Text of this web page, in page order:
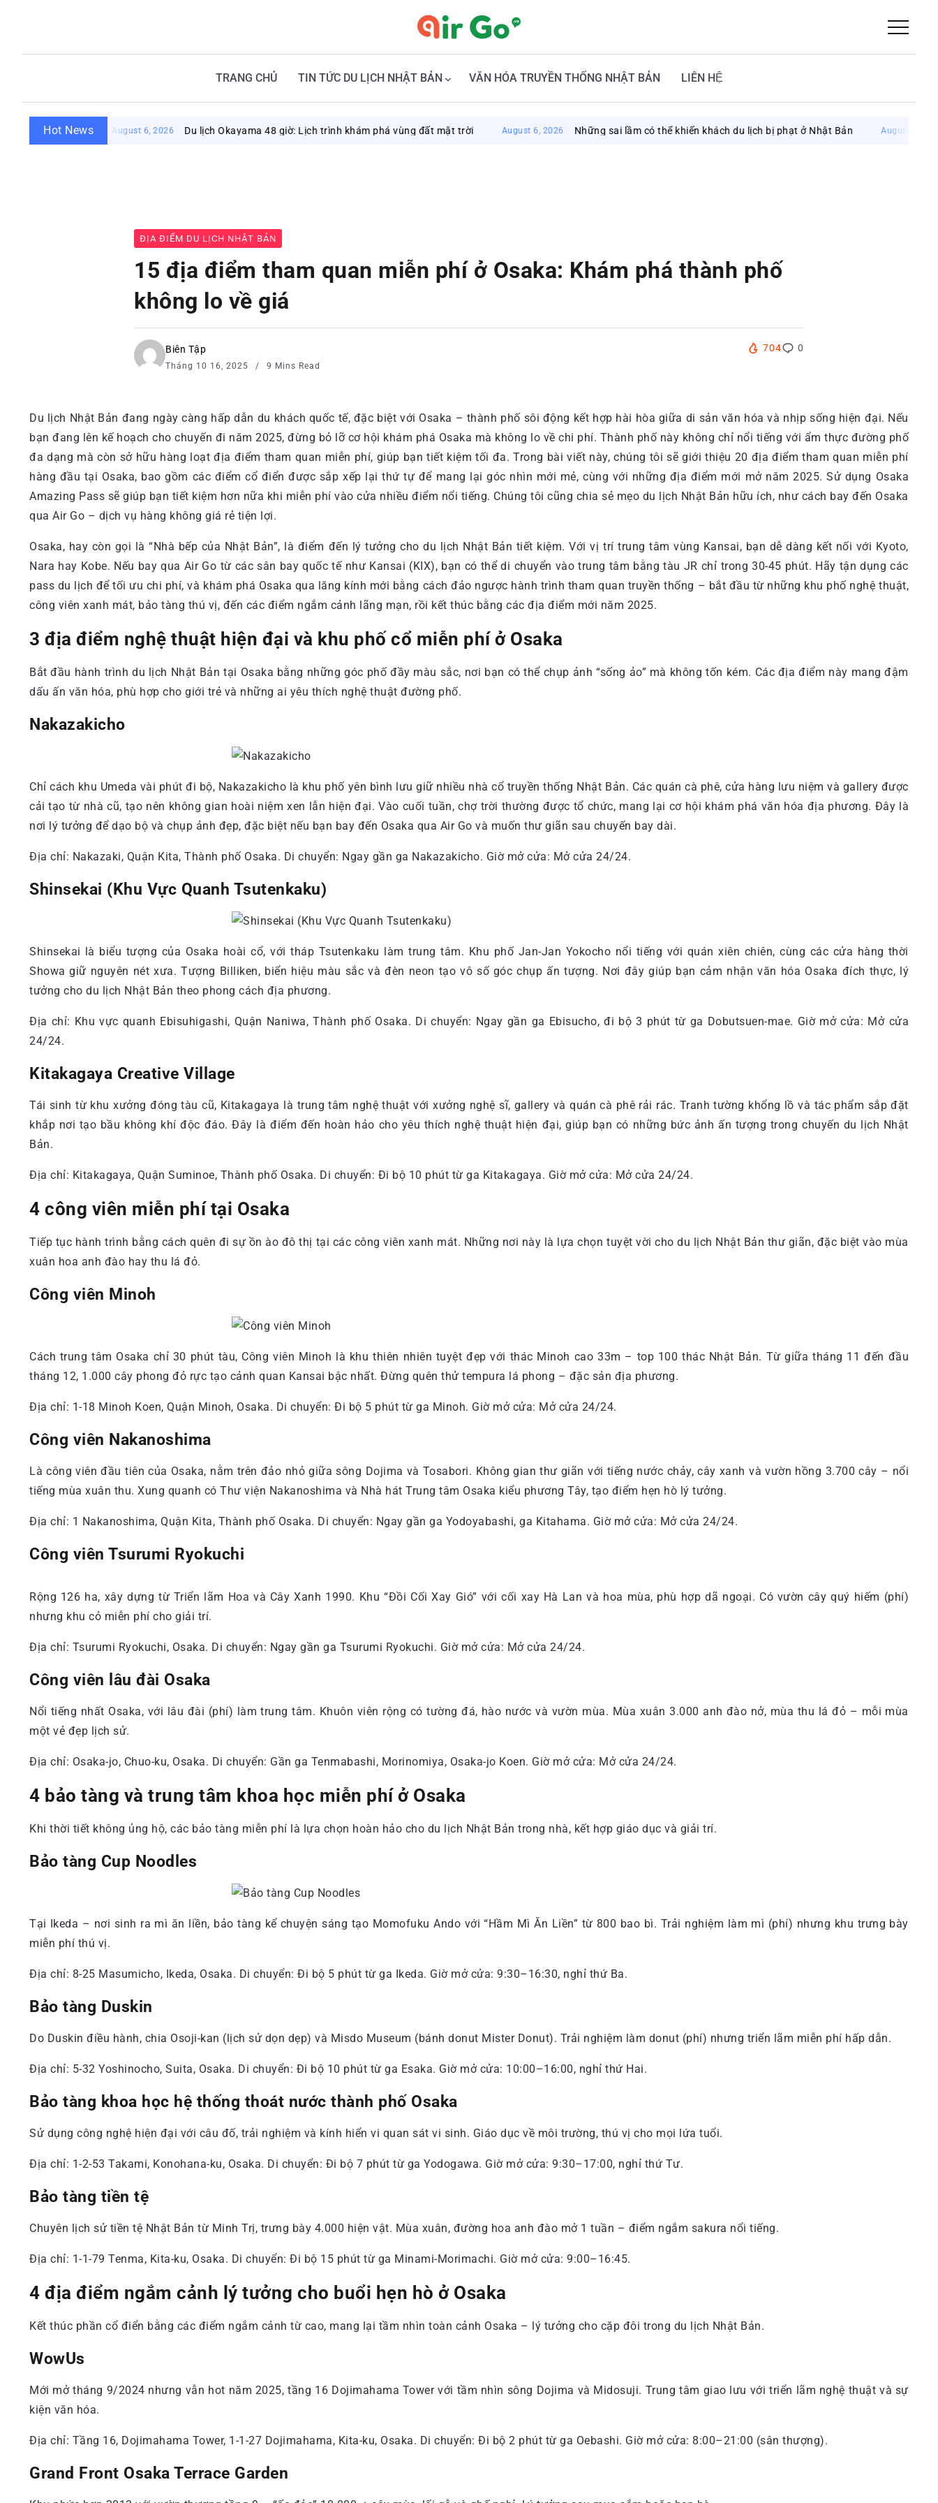
TRANG CHỦ TIN TỨC DU LỊCH NHẬT BẢN VĂN HÓA TRUYỀN THỐNG NHẬT BẢN LIÊN HỆ
Hot News
August 6, 2026 Du lịch Okayama 48 giờ: Lịch trình khám phá vùng đất mặt trời August 6, 2026 Những sai lầm có thể khiến khách du lịch bị phạt ở Nhật Bản August 6, 2026 Kyoto
ĐỊA ĐIỂM DU LỊCH NHẬT BẢN
15 địa điểm tham quan miễn phí ở Osaka: Khám phá thành phố
không lo về giá
Biên Tập
Tháng 10 16, 2025 9 Mins Read
704 0
Du lịch Nhật Bản đang ngày càng hấp dẫn du khách quốc tế, đặc biệt với Osaka – thành phố sôi động kết hợp hài hòa giữa di sản văn hóa và nhịp sống hiện đại. Nếu
bạn đang lên kế hoạch cho chuyến đi năm 2025, đừng bỏ lỡ cơ hội khám phá Osaka mà không lo về chi phí. Thành phố này không chỉ nổi tiếng với ẩm thực đường phố
đa dạng mà còn sở hữu hàng loạt địa điểm tham quan miễn phí, giúp bạn tiết kiệm tối đa. Trong bài viết này, chúng tôi sẽ giới thiệu 20 địa điểm tham quan miễn phí
hàng đầu tại Osaka, bao gồm các điểm cổ điển được sắp xếp lại thứ tự để mang lại góc nhìn mới mẻ, cùng với những địa điểm mới mở năm 2025. Sử dụng Osaka
Amazing Pass sẽ giúp bạn tiết kiệm hơn nữa khi miễn phí vào cửa nhiều điểm nổi tiếng. Chúng tôi cũng chia sẻ mẹo du lịch Nhật Bản hữu ích, như cách bay đến Osaka
qua Air Go – dịch vụ hàng không giá rẻ tiện lợi.
Osaka, hay còn gọi là “Nhà bếp của Nhật Bản”, là điểm đến lý tưởng cho du lịch Nhật Bản tiết kiệm. Với vị trí trung tâm vùng Kansai, bạn dễ dàng kết nối với Kyoto,
Nara hay Kobe. Nếu bay qua Air Go từ các sân bay quốc tế như Kansai (KIX), bạn có thể di chuyển vào trung tâm bằng tàu JR chỉ trong 30-45 phút. Hãy tận dụng các
pass du lịch để tối ưu chi phí, và khám phá Osaka qua lăng kính mới bằng cách đảo ngược hành trình tham quan truyền thống – bắt đầu từ những khu phố nghệ thuật,
công viên xanh mát, bảo tàng thú vị, đến các điểm ngắm cảnh lãng mạn, rồi kết thúc bằng các địa điểm mới năm 2025.
3 địa điểm nghệ thuật hiện đại và khu phố cổ miễn phí ở Osaka
Bắt đầu hành trình du lịch Nhật Bản tại Osaka bằng những góc phố đầy màu sắc, nơi bạn có thể chụp ảnh “sống ảo” mà không tốn kém. Các địa điểm này mang đậm
dấu ấn văn hóa, phù hợp cho giới trẻ và những ai yêu thích nghệ thuật đường phố.
Nakazakicho
Chỉ cách khu Umeda vài phút đi bộ, Nakazakicho là khu phố yên bình lưu giữ nhiều nhà cổ truyền thống Nhật Bản. Các quán cà phê, cửa hàng lưu niệm và gallery được
cải tạo từ nhà cũ, tạo nên không gian hoài niệm xen lẫn hiện đại. Vào cuối tuần, chợ trời thường được tổ chức, mang lại cơ hội khám phá văn hóa địa phương. Đây là
nơi lý tưởng để dạo bộ và chụp ảnh đẹp, đặc biệt nếu bạn bay đến Osaka qua Air Go và muốn thư giãn sau chuyến bay dài.
Địa chỉ: Nakazaki, Quận Kita, Thành phố Osaka. Di chuyển: Ngay gần ga Nakazakicho. Giờ mở cửa: Mở cửa 24/24.
Shinsekai (Khu Vực Quanh Tsutenkaku)
Shinsekai là biểu tượng của Osaka hoài cổ, với tháp Tsutenkaku làm trung tâm. Khu phố Jan-Jan Yokocho nổi tiếng với quán xiên chiên, cùng các cửa hàng thời
Showa giữ nguyên nét xưa. Tượng Billiken, biển hiệu màu sắc và đèn neon tạo vô số góc chụp ấn tượng. Nơi đây giúp bạn cảm nhận văn hóa Osaka đích thực, lý
tưởng cho du lịch Nhật Bản theo phong cách địa phương.
Địa chỉ: Khu vực quanh Ebisuhigashi, Quận Naniwa, Thành phố Osaka. Di chuyển: Ngay gần ga Ebisucho, đi bộ 3 phút từ ga Dobutsuen-mae. Giờ mở cửa: Mở cửa
24/24.
Kitakagaya Creative Village
Tái sinh từ khu xưởng đóng tàu cũ, Kitakagaya là trung tâm nghệ thuật với xưởng nghệ sĩ, gallery và quán cà phê rải rác. Tranh tường khổng lồ và tác phẩm sắp đặt
khắp nơi tạo bầu không khí độc đáo. Đây là điểm đến hoàn hảo cho yêu thích nghệ thuật hiện đại, giúp bạn có những bức ảnh ấn tượng trong chuyến du lịch Nhật
Bản.
Địa chỉ: Kitakagaya, Quận Suminoe, Thành phố Osaka. Di chuyển: Đi bộ 10 phút từ ga Kitakagaya. Giờ mở cửa: Mở cửa 24/24.
4 công viên miễn phí tại Osaka
Tiếp tục hành trình bằng cách quên đi sự ồn ào đô thị tại các công viên xanh mát. Những nơi này là lựa chọn tuyệt vời cho du lịch Nhật Bản thư giãn, đặc biệt vào mùa
xuân hoa anh đào hay thu lá đỏ.
Công viên Minoh
Cách trung tâm Osaka chỉ 30 phút tàu, Công viên Minoh là khu thiên nhiên tuyệt đẹp với thác Minoh cao 33m – top 100 thác Nhật Bản. Từ giữa tháng 11 đến đầu
tháng 12, 1.000 cây phong đỏ rực tạo cảnh quan Kansai bậc nhất. Đừng quên thử tempura lá phong – đặc sản địa phương.
Địa chỉ: 1-18 Minoh Koen, Quận Minoh, Osaka. Di chuyển: Đi bộ 5 phút từ ga Minoh. Giờ mở cửa: Mở cửa 24/24.
Công viên Nakanoshima
Là công viên đầu tiên của Osaka, nằm trên đảo nhỏ giữa sông Dojima và Tosabori. Không gian thư giãn với tiếng nước chảy, cây xanh và vườn hồng 3.700 cây – nổi
tiếng mùa xuân thu. Xung quanh có Thư viện Nakanoshima và Nhà hát Trung tâm Osaka kiểu phương Tây, tạo điểm hẹn hò lý tưởng.
Địa chỉ: 1 Nakanoshima, Quận Kita, Thành phố Osaka. Di chuyển: Ngay gần ga Yodoyabashi, ga Kitahama. Giờ mở cửa: Mở cửa 24/24.
Công viên Tsurumi Ryokuchi
Rộng 126 ha, xây dựng từ Triển lãm Hoa và Cây Xanh 1990. Khu “Đồi Cối Xay Gió” với cối xay Hà Lan và hoa mùa, phù hợp dã ngoại. Có vườn cây quý hiếm (phí)
nhưng khu cỏ miễn phí cho giải trí.
Địa chỉ: Tsurumi Ryokuchi, Osaka. Di chuyển: Ngay gần ga Tsurumi Ryokuchi. Giờ mở cửa: Mở cửa 24/24.
Công viên lâu đài Osaka
Nổi tiếng nhất Osaka, với lâu đài (phí) làm trung tâm. Khuôn viên rộng có tường đá, hào nước và vườn mùa. Mùa xuân 3.000 anh đào nở, mùa thu lá đỏ – mỗi mùa
một vẻ đẹp lịch sử.
Địa chỉ: Osaka-jo, Chuo-ku, Osaka. Di chuyển: Gần ga Tenmabashi, Morinomiya, Osaka-jo Koen. Giờ mở cửa: Mở cửa 24/24.
4 bảo tàng và trung tâm khoa học miễn phí ở Osaka
Khi thời tiết không ủng hộ, các bảo tàng miễn phí là lựa chọn hoàn hảo cho du lịch Nhật Bản trong nhà, kết hợp giáo dục và giải trí.
Bảo tàng Cup Noodles
Tại Ikeda – nơi sinh ra mì ăn liền, bảo tàng kể chuyện sáng tạo Momofuku Ando với “Hầm Mì Ăn Liền” từ 800 bao bì. Trải nghiệm làm mì (phí) nhưng khu trưng bày
miễn phí thú vị.
Địa chỉ: 8-25 Masumicho, Ikeda, Osaka. Di chuyển: Đi bộ 5 phút từ ga Ikeda. Giờ mở cửa: 9:30–16:30, nghỉ thứ Ba.
Bảo tàng Duskin
Do Duskin điều hành, chia Osoji-kan (lịch sử dọn dẹp) và Misdo Museum (bánh donut Mister Donut). Trải nghiệm làm donut (phí) nhưng triển lãm miễn phí hấp dẫn.
Địa chỉ: 5-32 Yoshinocho, Suita, Osaka. Di chuyển: Đi bộ 10 phút từ ga Esaka. Giờ mở cửa: 10:00–16:00, nghỉ thứ Hai.
Bảo tàng khoa học hệ thống thoát nước thành phố Osaka
Sử dụng công nghệ hiện đại với câu đố, trải nghiệm và kính hiển vi quan sát vi sinh. Giáo dục về môi trường, thú vị cho mọi lứa tuổi.
Địa chỉ: 1-2-53 Takami, Konohana-ku, Osaka. Di chuyển: Đi bộ 7 phút từ ga Yodogawa. Giờ mở cửa: 9:30–17:00, nghỉ thứ Tư.
Bảo tàng tiền tệ
Chuyên lịch sử tiền tệ Nhật Bản từ Minh Trị, trưng bày 4.000 hiện vật. Mùa xuân, đường hoa anh đào mở 1 tuần – điểm ngắm sakura nổi tiếng.
Địa chỉ: 1-1-79 Tenma, Kita-ku, Osaka. Di chuyển: Đi bộ 15 phút từ ga Minami-Morimachi. Giờ mở cửa: 9:00–16:45.
4 địa điểm ngắm cảnh lý tưởng cho buổi hẹn hò ở Osaka
Kết thúc phần cổ điển bằng các điểm ngắm cảnh từ cao, mang lại tầm nhìn toàn cảnh Osaka – lý tưởng cho cặp đôi trong du lịch Nhật Bản.
WowUs
Mới mở tháng 9/2024 nhưng vẫn hot năm 2025, tầng 16 Dojimahama Tower với tầm nhìn sông Dojima và Midosuji. Trung tâm giao lưu với triển lãm nghệ thuật và sự
kiện văn hóa.
Địa chỉ: Tầng 16, Dojimahama Tower, 1-1-27 Dojimahama, Kita-ku, Osaka. Di chuyển: Đi bộ 2 phút từ ga Oebashi. Giờ mở cửa: 8:00–21:00 (sân thượng).
Grand Front Osaka Terrace Garden